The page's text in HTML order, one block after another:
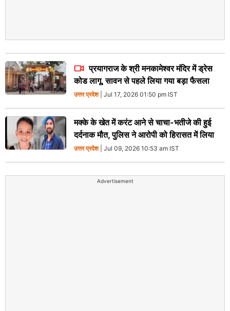
प्रयागराज के श्री मनकामेश्वर मंदिर में ड्रेस
कोड लागू, सावन से पहले लिया गया​ बड़ा फैसला
उत्तर प्रदेश| Jul 17, 2026 01:50 pm IST
मक्के के खेत में करंट आने से चाचा-भतीजे की हुई
दर्दनाक मौत, पुलिस ने आरोपी को हिरासत में लिया
उत्तर प्रदेश| Jul 09, 2026 10:53 am IST
Advertisement